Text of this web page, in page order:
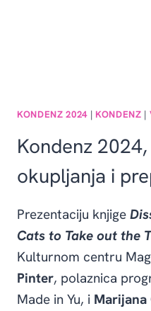
KONDENZ 2024| KONDENZ |
Kondenz
okupljanja i
Prezentaciju knjige
Cats to Take out the
Kulturnom centru
Pinter, polaznica
Made in Yu, i